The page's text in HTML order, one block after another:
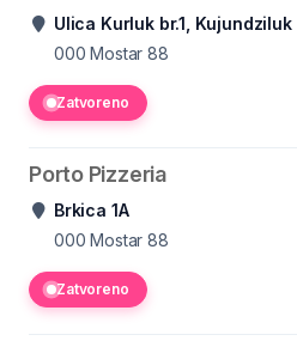
Ulica Kurluk br.1, Kujundziluk
000 Mostar 88
Zatvoreno
Porto Pizzeria
Brkica 1A
000 Mostar 88
Zatvoreno